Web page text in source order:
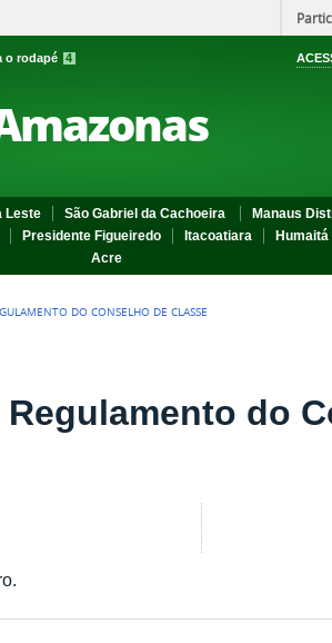
o rodapé 4
Leste São Gabriel da Cachoeira
Manaus
Presidente Figueiredo Itacoatiara Humaitá
Acre
DO CONSELHO DE CLASSE
do